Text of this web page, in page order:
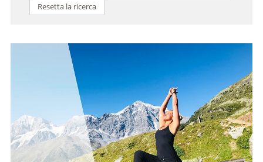
Resetta la ricerca